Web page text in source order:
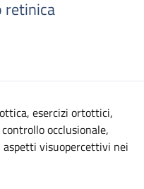
retinica
esercizi ortottici,
occlusionale,
aspetti visuopercettivi nei